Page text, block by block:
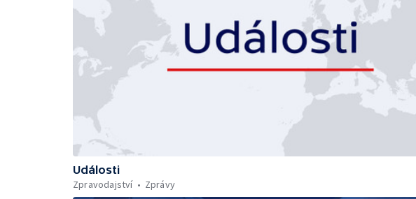
Události
Zpravodajství
Zprávy